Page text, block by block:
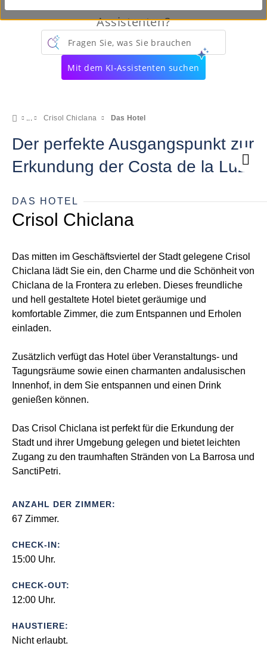
Assistenten?
Fragen Sie, was Sie brauchen
Mit dem KI-Assistenten suchen
Crisol Chiclana Das Hotel
Der perfekte Ausgangspunkt zur
Erkundung der Costa de la Luz
DAS HOTEL
Crisol Chiclana
Das mitten im Geschäftsviertel der Stadt gelegene Crisol
Chiclana lädt Sie ein, den Charme und die Schönheit von
Chiclana de la Frontera zu erleben. Dieses freundliche
und hell gestaltete Hotel bietet geräumige und
komfortable Zimmer, die zum Entspannen und Erholen
einladen.
Zusätzlich verfügt das Hotel über Veranstaltungs- und
Tagungsräume sowie einen charmanten andalusischen
Innenhof, in dem Sie entspannen und einen Drink
genießen können.
Das Crisol Chiclana ist perfekt für die Erkundung der
Stadt und ihrer Umgebung gelegen und bietet leichten
Zugang zu den traumhaften Stränden von La Barrosa und
SanctiPetri.
ANZAHL DER ZIMMER:
67 Zimmer.
CHECK-IN:
15:00 Uhr.
CHECK-OUT:
12:00 Uhr.
HAUSTIERE:
Nicht erlaubt.